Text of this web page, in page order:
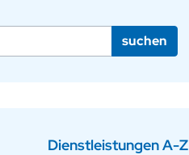
suchen
Dienstleistungen A-Z